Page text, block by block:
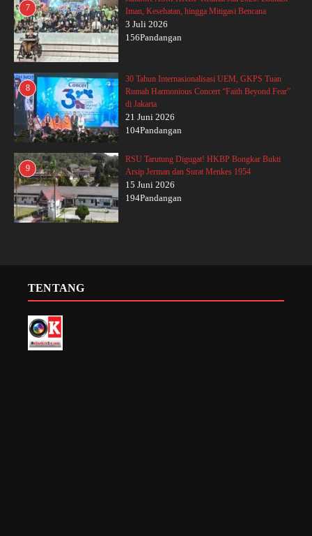
7
Iman, Kesehatan, hingga Mitigasi Bencana
3 Juli 2026
156Pandangan
8
30 Tahun Internasionalisasi UEM, GKPS Tuan
Rumah Harmonious Concert “Faith Beyond Fear”
di Jakarta
21 Juni 2026
104Pandangan
9
RSU Tarutung Digugat! HKBP Bongkar Bukti
Arsip Jerman dan Surat Menkes 1954
15 Juni 2026
194Pandangan
TENTANG